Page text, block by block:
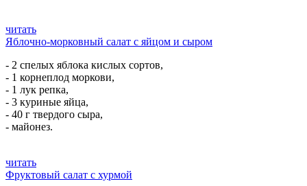
читать
Яблочно-морковный салат с яйцом и сыром
- 2 спелых яблока кислых сортов,
- 1 корнеплод моркови,
- 1 лук репка,
- 3 куриные яйца,
- 40 г твердого сыра,
- майонез.
читать
Фруктовый салат с хурмой